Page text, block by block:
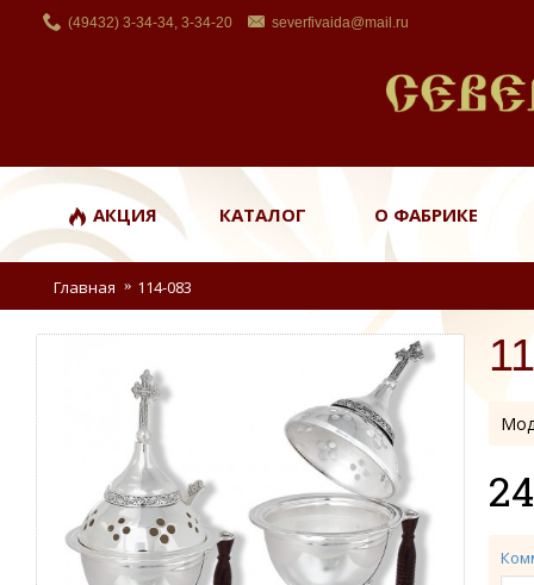
(49432) 3-34-34, 3-34-20 severfivaida@mail.ru
АКЦИЯ КАТАЛОГ О ФАБРИКЕ
Главная 114-083